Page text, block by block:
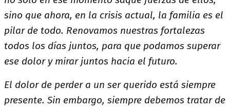
sino que ahora, en la crisis actual, la familia es el
pilar de todo. Renovamos nuestras fortalezas
todos los días juntos, para que podamos superar
ese dolor y mirar juntos hacia el futuro.
El dolor de perder a un ser querido está siempre
presente. Sin embargo, siempre debemos tratar de